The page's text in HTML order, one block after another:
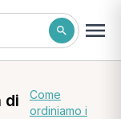
di
Come
ordiniamo i